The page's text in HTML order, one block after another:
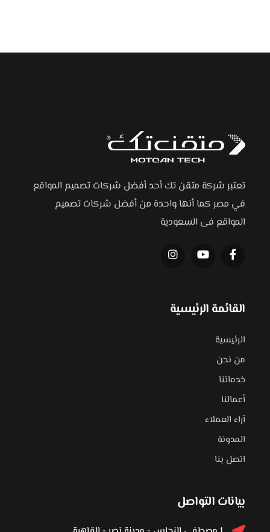
تعتبر شركة متقن تك أحد أفضل شركات تصميم المواقع
في مصر كما أنها واحدة من أفضل شركات تصميم
المواقع فى السعودية
القائمة الرئيسية
الرئيسية
من نحن
خدماتنا
أعمالنا
آراء العملاء
المدونة
اتصل بنا
بيانات التواصل